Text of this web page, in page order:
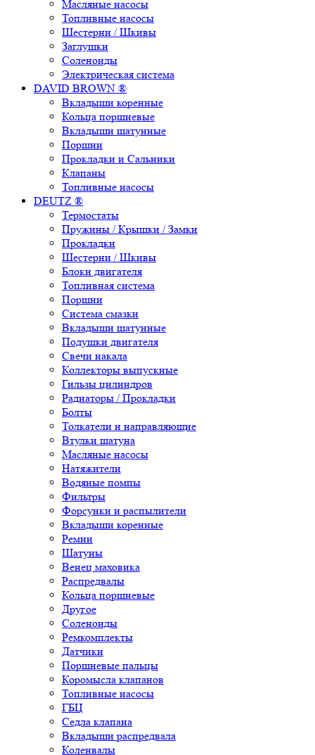
Масляные насосы
Топливные насосы
Шестерни / Шкивы
Заглушки
Соленоиды
Электрическая система
DAVID BROWN ®
Вкладыши коренные
Кольца поршневые
Вкладыши шатунные
Поршни
Прокладки и Сальники
Клапаны
Топливные насосы
DEUTZ ®
Термостаты
Пружины / Крышки / Замки
Прокладки
Шестерни / Шкивы
Блоки двигателя
Топливная система
Поршни
Система смазки
Вкладыши шатунные
Подушки двигателя
Свечи накала
Коллекторы выпускные
Гильзы цилиндров
Радиаторы / Прокладки
Болты
Толкатели и направляющие
Втулки шатуна
Масляные насосы
Натяжители
Водяные помпы
Фильтры
Форсунки и распылители
Вкладыши коренные
Ремни
Шатуны
Венец маховика
Распредвалы
Кольца поршневые
Другое
Соленоиды
Ремкомплекты
Датчики
Поршневые пальцы
Коромысла клапанов
Топливные насосы
ГБЦ
Седла клапана
Вкладыши распредвала
Коленвалы